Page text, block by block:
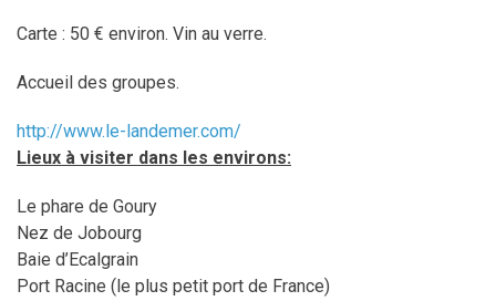
Carte : 50 € environ. Vin au verre.
Accueil des groupes.
http://www.le-landemer.com/
Lieux à visiter dans les environs:
Le phare de Goury
Nez de Jobourg
Baie d’Ecalgrain
Port Racine (le plus petit port de France)